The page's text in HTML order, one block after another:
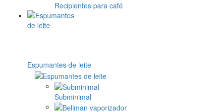
Recipientes para café
Espumantes de leite
Subminimal